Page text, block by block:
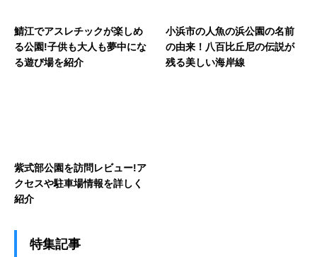
鯖江でアスレチックが楽しめ
る公園!子供も大人も夢中にな
る遊び場を紹介
小浜市の人魚の浜公園の名前
の由来！八百比丘尼の伝説が
残る美しい海岸線
紫式部公園を訪問レビュー!ア
クセスや駐車場情報を詳しく
紹介
特集記事